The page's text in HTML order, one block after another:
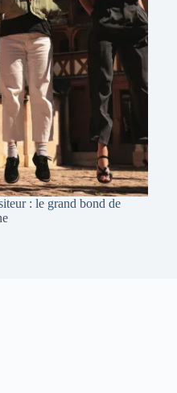
: le grand bond de